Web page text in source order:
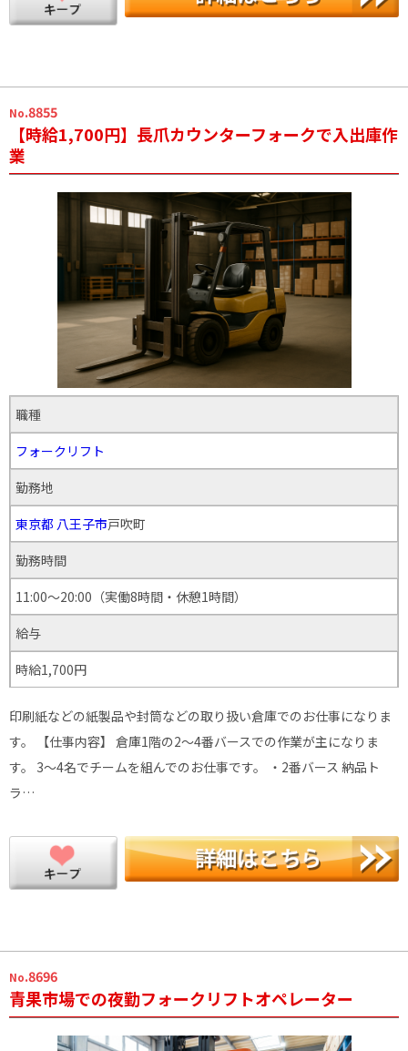
No.8855
【時給1,700円】長爪カウンターフォークで入出庫作
業
職種
フォークリフト
勤務地
東京都 八王子市戸吹町
勤務時間
11:00～20:00（実働8時間・休憩1時間）
給与
時給1,700円
印刷紙などの紙製品や封筒などの取り扱い倉庫でのお仕事になりま
す。 【仕事内容】 倉庫1階の2～4番バースでの作業が主になりま
す。 3～4名でチームを組んでのお仕事です。 ・2番バース 納品ト
ラ…
No.8696
青果市場での夜勤フォークリフトオペレーター